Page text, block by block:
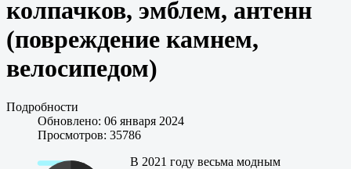
колпачков, эмблем, антенн
(повреждение камнем,
велосипедом)
Подробности
Обновлено: 06 января 2024
Просмотров: 35786
В 2021 году весьма модным